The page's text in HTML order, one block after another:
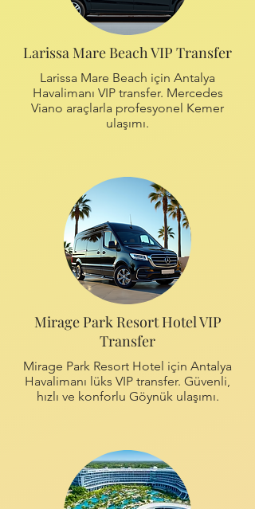
Larissa Mare Beach VIP Transfer
Larissa Mare Beach için Antalya
Havalimanı VIP transfer. Mercedes
Viano araçlarla profesyonel Kemer
ulaşımı.
Mirage Park Resort Hotel VIP
Transfer
Mirage Park Resort Hotel için Antalya
Havalimanı lüks VIP transfer. Güvenli,
hızlı ve konforlu Göynük ulaşımı.